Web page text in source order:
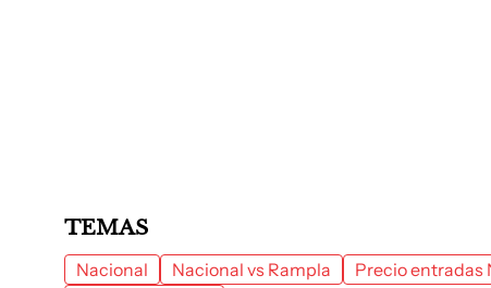
TEMAS
Nacional Nacional vs Rampla Precio entradas